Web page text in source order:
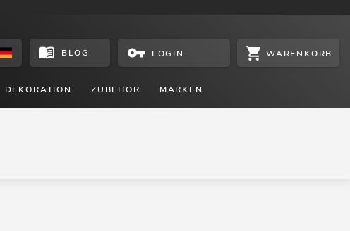
BLOG LOGIN WARENKORB
DEKORATION ZUBEHÖR MARKEN